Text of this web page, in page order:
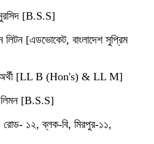
[B.S.S]
লিটন [এডভোকেট, বাংলাদেশ সুপ্রিম
[LL B (Hon's) & LL M]
[B.S.S]
রোড- ১২, ব্লক-বি, মিরপুর-১১,